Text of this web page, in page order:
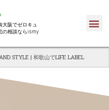
大阪でゼロキュ
の相談ならismy
STYLE | 和歌山でLIFE LABEL